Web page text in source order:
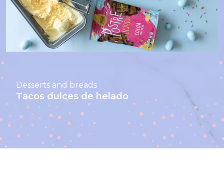
Desserts and breads
Tacos dulces de helado